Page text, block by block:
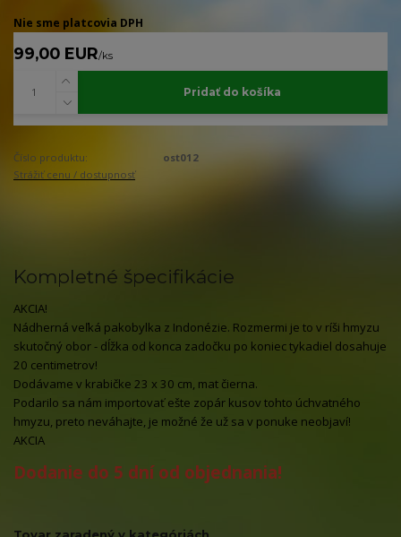
Nie sme platcovia DPH
99,00 EUR/ks
Pridať do košíka
Číslo produktu:
ost012
Strážiť cenu / dostupnosť
Kompletné špecifikácie
AKCIA!
Nádherná veľká pakobylka z Indonézie. Rozmermi je to v ríši hmyzu
skutočný obor - dĺžka od konca zadočku po koniec tykadiel dosahuje
20 centimetrov!
Dodávame v krabičke 23 x 30 cm, mat čierna.
Podarilo sa nám importovať ešte zopár kusov tohto úchvatného
hmyzu, preto neváhajte, je možné že už sa v ponuke neobjaví!
AKCIA
Dodanie do 5 dní od objednania!